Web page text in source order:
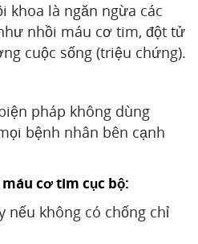
khoa là ngăn ngừa các
nhồi máu cơ tim, đột tử
cuộc sống (triệu chứng).
pháp không dùng
bệnh nhân bên cạnh
cơ tim cục bộ:
nếu không có chống chỉ